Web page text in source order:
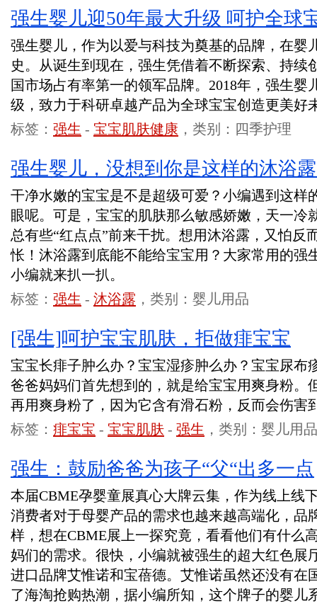
强生婴儿迎50年最大升级 呵护全球
强生婴儿，作为以爱与科技为奠基的品牌，在婴
史。从诞生到现在，强生凭借着不断探索、持续
国市场占有率第一的领军品牌。2018年，强生婴
级，致力于科研卓越产品为全球宝宝创造更美好
标签： 强生 - 宝宝肌肤健康 ，类别：四季护理
强生婴儿，没想到你是这样的沐浴
干净水嫩的宝宝是不是超级可爱？小编遇到这样
眼呢。可是，宝宝的肌肤那么敏感娇嫩，天一冷
总有些“红点点”前来干扰。想用沐浴露，又怕反
怅！沐浴露到底能不能给宝宝用？大家常用的强
小编就来扒一扒。
标签： 强生 - 沐浴露 ，类别：婴儿用品
[强生]呵护宝宝肌肤，拒做痱宝宝
宝宝长痱子肿么办？宝宝湿疹肿么办？宝宝尿布
爸爸妈妈们首先想到的，就是给宝宝用爽身粉。
再用爽身粉了，因为它含有滑石粉，反而会伤害
标签： 痱宝宝 - 宝宝肌肤 - 强生 ，类别：婴儿用品
强生：鼓励爸爸为孩子“父“出多一点
本届CBME孕婴童展真心大牌云集，作为线上线
消费者对于母婴产品的需求也越来越高端化，品
样，想在CBME展上一探究竟，看看他们有什么
妈们的需求。很快，小编就被强生的超大红色展
进口品牌艾惟诺和宝蓓德。艾惟诺虽然还没有在
了海淘抢购热潮，据小编所知，这个牌子的婴儿